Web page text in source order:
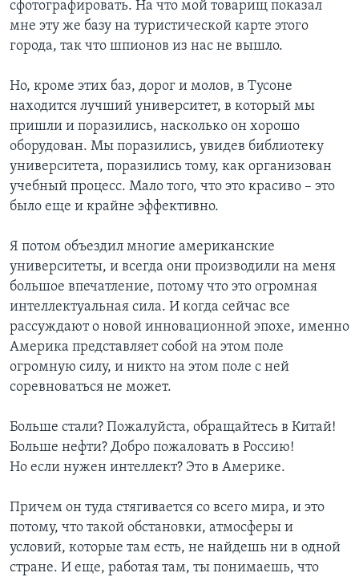
сфотографировать. На что мой товарищ показал
мне эту же базу на туристической карте этого
города, так что шпионов из нас не вышло.
Но, кроме этих баз, дорог и молов, в Тусоне
находится лучший университет, в который мы
пришли и поразились, насколько он хорошо
оборудован. Мы поразились, увидев библиотеку
университета, поразились тому, как организован
учебный процесс. Мало того, что это красиво – это
было еще и крайне эффективно.
Я потом объездил многие американские
университеты, и всегда они производили на меня
большое впечатление, потому что это огромная
интеллектуальная сила. И когда сейчас все
рассуждают о новой инновационной эпохе, именно
Америка представляет собой на этом поле
огромную силу, и никто на этом поле с ней
соревноваться не может.
Больше стали? Пожалуйста, обращайтесь в Китай!
Больше нефти? Добро пожаловать в Россию!
Но если нужен интеллект? Это в Америке.
Причем он туда стягивается со всего мира, и это
потому, что такой обстановки, атмосферы и
условий, которые там есть, не найдешь ни в одной
стране. И еще, работая там, ты понимаешь, что